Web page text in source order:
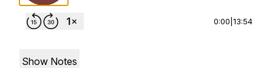
0:00 13:54
Show Notes